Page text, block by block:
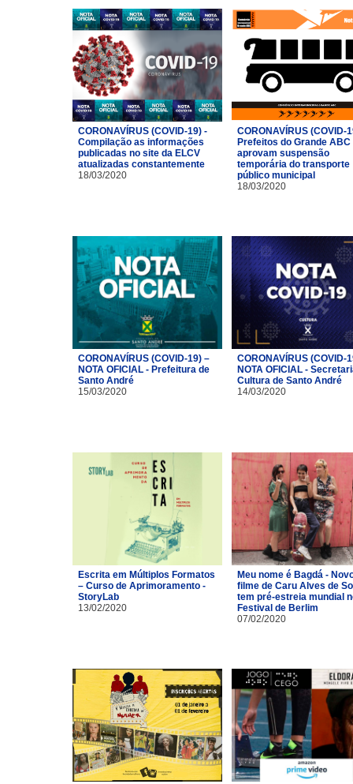
CORONAVÍRUS (COVID-19) -
Compilação as informações
publicadas no site da ELCV
atualizadas constantemente
18/03/2020
CORONAVÍRUS (COVID-
Prefeitos do Grande ABC
aprovam suspensão
temporária do transporte
público municipal
18/03/2020
CORONAVÍRUS (COVID-19) –
NOTA OFICIAL - Prefeitura de
Santo André
15/03/2020
CORONAVÍRUS (COVID-
NOTA OFICIAL -
Cultura de Santo André
14/03/2020
Escrita em Múltiplos Formatos
– Curso de Aprimoramento -
StoryLab
13/02/2020
Meu nome é Bagdá -
filme de Caru Alves de
tem pré-estreia mundial
Festival de Berlim
07/02/2020